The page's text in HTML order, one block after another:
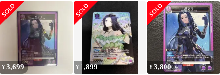
なりたくて！UA52BT
BOX
062[C]：ガンマ
たくて まとめ売り
¥3,699 ¥ 1,899 ¥3,800